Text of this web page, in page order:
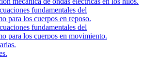
fundamentales del
para los cuerpos en reposo.
fundamentales del
para los cuerpos en movimiento.